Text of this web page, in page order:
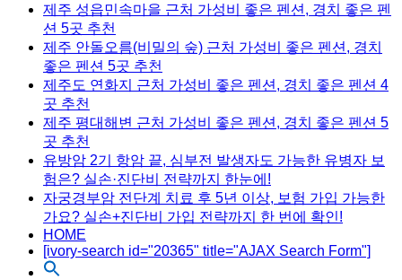
제주 성읍민속마을 근처 가성비 좋은 펜션, 경치 좋은 펜
션 5곳 추천
제주 안돌오름(비밀의 숲) 근처 가성비 좋은 펜션, 경치
좋은 펜션 5곳 추천
제주도 연화지 근처 가성비 좋은 펜션, 경치 좋은 펜션 4
곳 추천
제주 평대해변 근처 가성비 좋은 펜션, 경치 좋은 펜션 5
곳 추천
유방암 2기 항암 끝, 심부전 발생자도 가능한 유병자 보
험은? 실손·진단비 전략까지 한눈에!
자궁경부암 전단계 치료 후 5년 이상, 보험 가입 가능한
가요? 실손+진단비 가입 전략까지 한 번에 확인!
HOME
[ivory-search id="20365" title="AJAX Search Form"]